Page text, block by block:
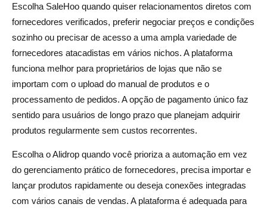
Escolha SaleHoo quando quiser relacionamentos diretos com
fornecedores verificados, preferir negociar preços e condições
sozinho ou precisar de acesso a uma ampla variedade de
fornecedores atacadistas em vários nichos. A plataforma
funciona melhor para proprietários de lojas que não se
importam com o upload do manual de produtos e o
processamento de pedidos. A opção de pagamento único faz
sentido para usuários de longo prazo que planejam adquirir
produtos regularmente sem custos recorrentes.
Escolha o Alidrop quando você prioriza a automação em vez
do gerenciamento prático de fornecedores, precisa importar e
lançar produtos rapidamente ou deseja conexões integradas
com vários canais de vendas. A plataforma é adequada para